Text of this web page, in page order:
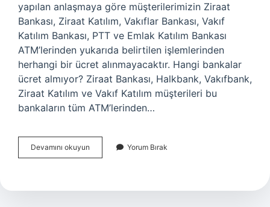
yapılan anlaşmaya göre müşterilerimizin Ziraat
Bankası, Ziraat Katılım, Vakıflar Bankası, Vakıf
Katılım Bankası, PTT ve Emlak Katılım Bankası
ATM’lerinden yukarıda belirtilen işlemlerinden
herhangi bir ücret alınmayacaktır. Hangi bankalar
ücret almıyor? Ziraat Bankası, Halkbank, Vakıfbank,
Ziraat Katılım ve Vakıf Katılım müşterileri bu
bankaların tüm ATM’lerinden…
Devamını okuyun
Banka
Almıyor
Yorum Bırak